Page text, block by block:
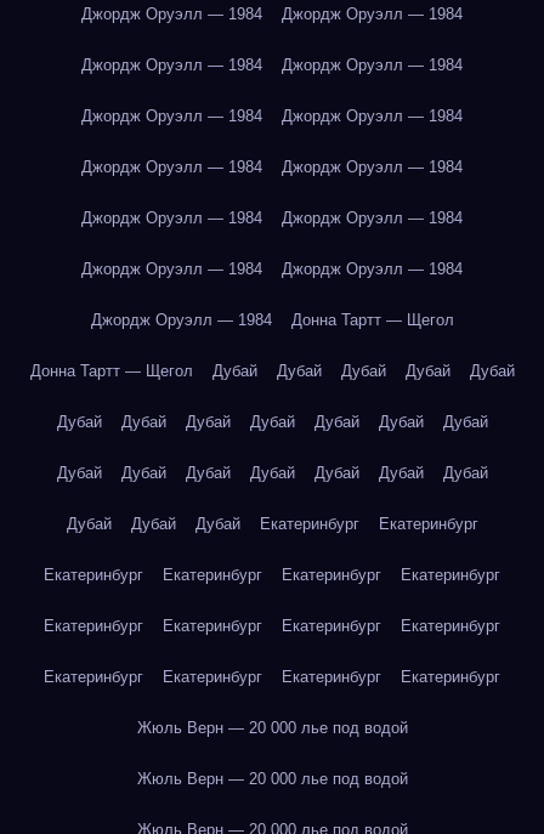
Джордж Оруэлл — 1984 Джордж Оруэлл — 1984
Джордж Оруэлл — 1984 Джордж Оруэлл — 1984
Джордж Оруэлл — 1984 Джордж Оруэлл — 1984
Джордж Оруэлл — 1984 Джордж Оруэлл — 1984
Джордж Оруэлл — 1984 Джордж Оруэлл — 1984
Джордж Оруэлл — 1984 Джордж Оруэлл — 1984
Джордж Оруэлл — 1984 Донна Тартт — Щегол
Донна Тартт — Щегол Дубай Дубай Дубай Дубай Дубай
Дубай Дубай Дубай Дубай Дубай Дубай Дубай
Дубай Дубай Дубай Дубай Дубай Дубай Дубай
Дубай Дубай Дубай Екатеринбург Екатеринбург
Екатеринбург Екатеринбург Екатеринбург Екатеринбург
Екатеринбург Екатеринбург Екатеринбург Екатеринбург
Екатеринбург Екатеринбург Екатеринбург Екатеринбург
Жюль Верн — 20 000 лье под водой
Жюль Верн — 20 000 лье под водой
Жюль Верн — 20 000 лье под водой